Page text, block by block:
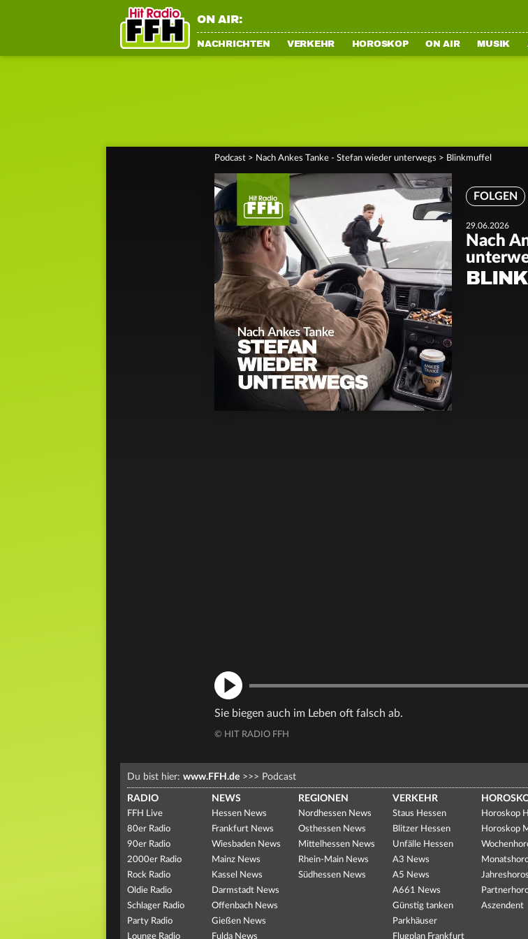
ON AIR:
NACHRICHTEN VERKEHR HOROSKOP ON AIR MUSIK
Podcast > Nach Ankes Tanke - Stefan wieder unterwegs > Blinkmuffel
FOLGEN
29.06.2026
Nach
Sie biegen auch im Leben oft falsch ab.
© HIT RADIO FFH
Du bist hier: www.FFH.de >>> Podcast
RADIO
FFH Live
80er Radio
90er Radio
2000er Radio
Rock Radio
Oldie Radio
Schlager Radio
Party Radio
Lounge Radio
NEWS
Hessen News
Frankfurt News
Wiesbaden News
Mainz News
Kassel News
Darmstadt News
Offenbach News
Gießen News
Fulda News
REGIONEN
Nordhessen News
Osthessen News
Mittelhessen News
Rhein-Main News
Südhessen News
VERKEHR
Staus Hessen
Blitzer Hessen
Unfälle Hessen
A3 News
A5 News
A661 News
Günstig tanken
Parkhäuser
Flugplan Frankfurt
Horoskop
Horoskop
Aszendent